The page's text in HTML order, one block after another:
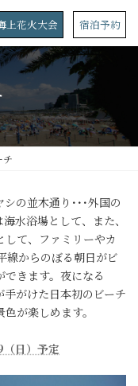
上花火大会 宿泊予約
チ
の並木通り･･･外国の
水浴場として、また、
て、ファミリーやカ
線からのぼる朝日がビ
きます。夜になる
がけた日本初のビーチ
が楽しめます。
日）予定